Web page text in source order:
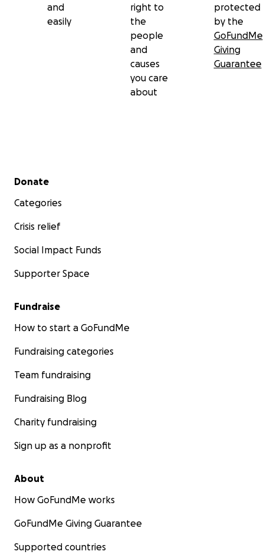
and
easily
right to
the
people
and
causes
you care
about
protected
by the
GoFundMe
Giving
Guarantee
Secondary menu
Donate
Categories
Crisis relief
Social Impact Funds
Supporter Space
Fundraise
How to start a GoFundMe
Fundraising categories
Team fundraising
Fundraising Blog
Charity fundraising
Sign up as a nonprofit
About
How GoFundMe works
GoFundMe Giving Guarantee
Supported countries